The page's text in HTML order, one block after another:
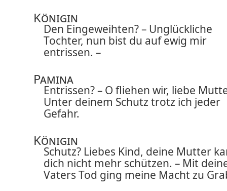
Königin
Den Eingeweihten? – Unglückliche
Tochter, nun bist du auf ewig mir
entrissen. –
Pamina
Entrissen? – O fliehen wir, liebe
Unter deinem Schutz trotz ich jeder
Gefahr.
Königin
Schutz? Liebes Kind, deine Mutter
dich nicht mehr schützen. – Mit
Vaters Tod ging meine Macht zu